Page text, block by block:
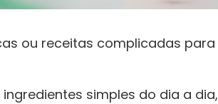
ou receitas complicadas para
simples do dia a dia,